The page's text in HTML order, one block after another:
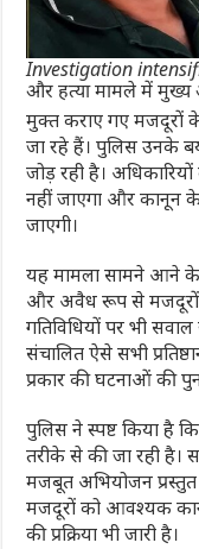
Investigation
और हत्या मामले में मुख्य
मुक्त कराए गए मजदूरों
जा रहे हैं। पुलिस उनके
जोड़ रही है।
नहीं जाएगा और कानून
जाएगी।
यह मामला सामने आने के
और अवैध रूप से मजदूरों
गतिविधियों पर भी
संचालित ऐसे सभी
प्रकार की घटनाओं की
पुलिस ने स्पष्ट किया है
तरीके से की जा रही है।
मजबूत अभियोजन
मजदूरों को आवश्यक
की प्रक्रिया भी जारी है।